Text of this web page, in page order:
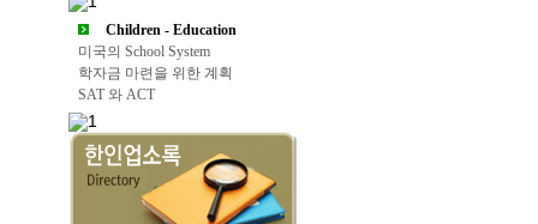
Children - Education
미국의 School System
학자금 마련을 위한 계획
SAT 와 ACT